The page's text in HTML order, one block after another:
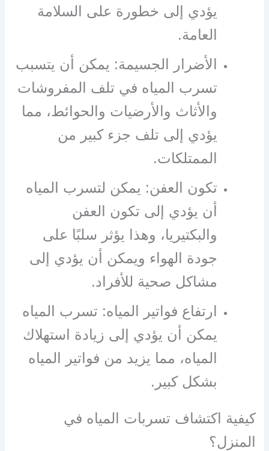
يؤدي إلى خطورة على السلامة
العامة.
الأضرار الجسيمة: يمكن أن يتسبب
تسرب المياه في تلف المفروشات
والأثاث والأرضيات والحوائط، مما
يؤدي إلى تلف جزء كبير من
الممتلكات.
تكون العفن: يمكن لتسرب المياه
أن يؤدي إلى تكون العفن
والبكتيريا، وهذا يؤثر سلبًا على
جودة الهواء ويمكن أن يؤدي إلى
مشاكل صحية للأفراد.
ارتفاع فواتير المياه: تسرب المياه
يمكن أن يؤدي إلى زيادة استهلاك
المياه، مما يزيد من فواتير المياه
بشكل كبير.
كيفية اكتشاف تسربات المياه في
المنزل؟